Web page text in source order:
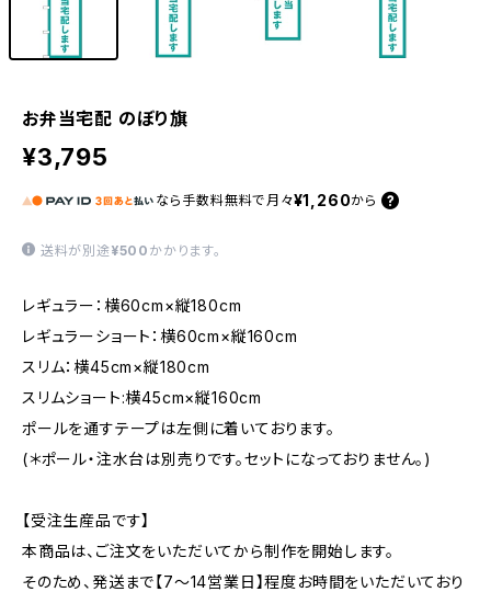
お弁当宅配 のぼり旗
¥3,795
なら 手数料無料で 月々¥1,260から
送料が別途 ¥500 かかります。
レギュラー：横60cm×縦180cm
レギュラーショート：横60cm×縦160cm
スリム：横45cm×縦180cm
スリムショート:横45cm×縦160cm
ポールを通すテープは左側に着いております。
(＊ポール・注水台は別売りです。セットになっておりません。)
【受注生産品です】
本商品は、ご注文をいただいてから制作を開始します。
そのため、発送まで【7〜14営業日】程度お時間をいただいており